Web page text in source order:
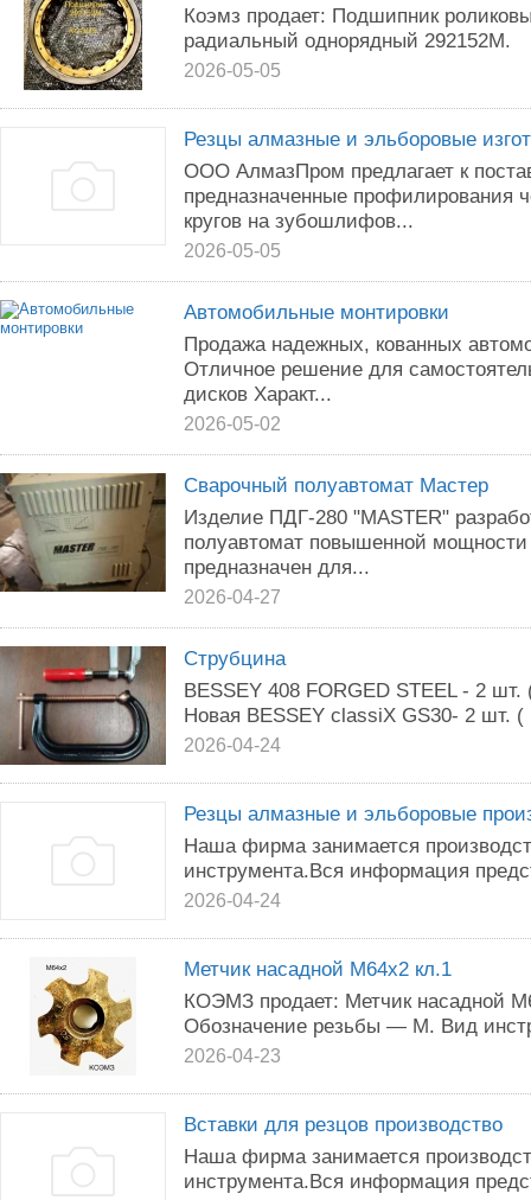
Коэмз продает: Подшипник
радиальный однорядный 292152М.
2026-05-05
Резцы алмазные и эльборовые
ООО АлмазПром предлагает к
предназначенные профилирования
кругов на зубошлифов...
2026-05-05
Автомобильные монтировки
Продажа надежных, кованных
Отличное решение для
дисков Характ...
2026-05-02
Сварочный полуавтомат Мастер
Изделие ПДГ-280 "MASTER"
полуавтомат повышенной
предназначен для...
2026-04-27
Струбцина
BESSEY 408 FORGED STEEL - 2
Новая BESSEY classiX GS30- 2 шт.
2026-04-24
Резцы алмазные и эльборовые
Наша фирма занимается
инструмента.Вся информация
2026-04-24
Метчик насадной М64х2 кл.1
КОЭМЗ продает: Метчик насадной
Обозначение резьбы — М. Вид
2026-04-23
Вставки для резцов производство
Наша фирма занимается
инструмента.Вся информация